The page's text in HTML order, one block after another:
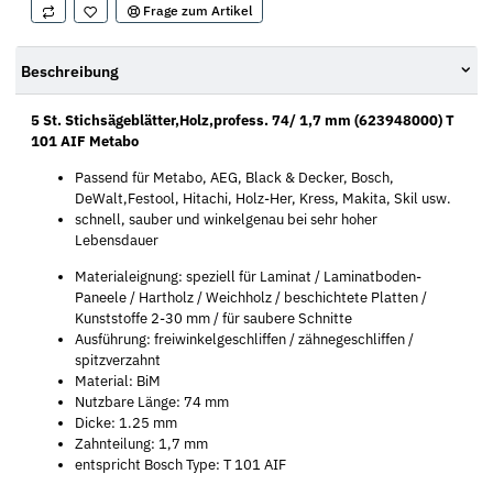
Frage zum Artikel
Beschreibung
5 St. Stichsägeblätter,Holz,profess. 74/ 1,7 mm (623948000) T
101 AIF Metabo
Passend für Metabo, AEG, Black & Decker, Bosch,
DeWalt,Festool, Hitachi, Holz-Her, Kress, Makita, Skil usw.
schnell, sauber und winkelgenau bei sehr hoher
Lebensdauer
Materialeignung: speziell für Laminat / Laminatboden-
Paneele / Hartholz / Weichholz / beschichtete Platten /
Kunststoffe 2-30 mm / für saubere Schnitte
Ausführung: freiwinkelgeschliffen / zähnegeschliffen /
spitzverzahnt
Material: BiM
Nutzbare Länge: 74 mm
Dicke: 1.25 mm
Zahnteilung: 1,7 mm
entspricht Bosch Type: T 101 AIF